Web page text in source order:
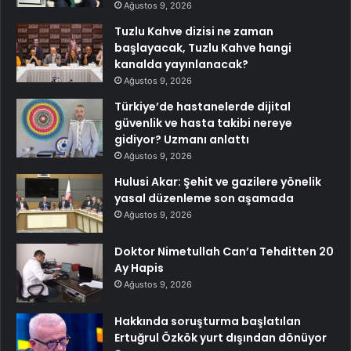
Ağustos 9, 2026
Tuzlu Kahve dizisi ne zaman
başlayacak, Tuzlu Kahve hangi
kanalda yayınlanacak?
Ağustos 9, 2026
Türkiye’de hastanelerde dijital
güvenlik ve hasta takibi nereye
gidiyor? Uzmanı anlattı
Ağustos 9, 2026
Hulusi Akar: Şehit ve gazilere yönelik
yasal düzenleme son aşamada
Ağustos 9, 2026
Doktor Nimetullah Can’a Tehditten 20
Ay Hapis
Ağustos 9, 2026
Hakkında soruşturma başlatılan
Ertuğrul Özkök yurt dışından dönüyor